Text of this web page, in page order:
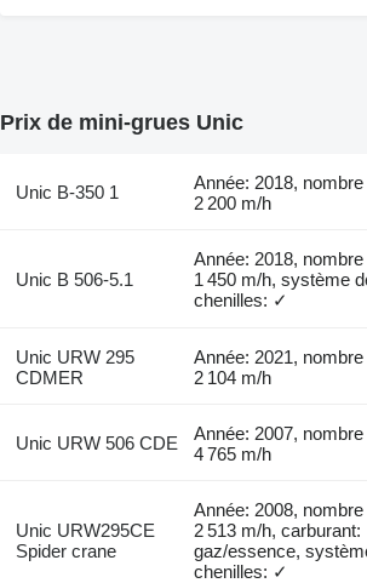
Prix de mini-grues Unic
Unic B-350 1
Année: 2018,
2 200 m/h
Unic B 506-5.1
Année: 2018,
1 450 m/h, système
chenilles: ✓
Unic URW 295
CDMER
Année: 2021,
2 104 m/h
Unic URW 506 CDE
Année: 2007,
4 765 m/h
Unic URW295CE
Spider crane
Année: 2008,
2 513 m/h, carburant:
gaz/essence,
chenilles: ✓